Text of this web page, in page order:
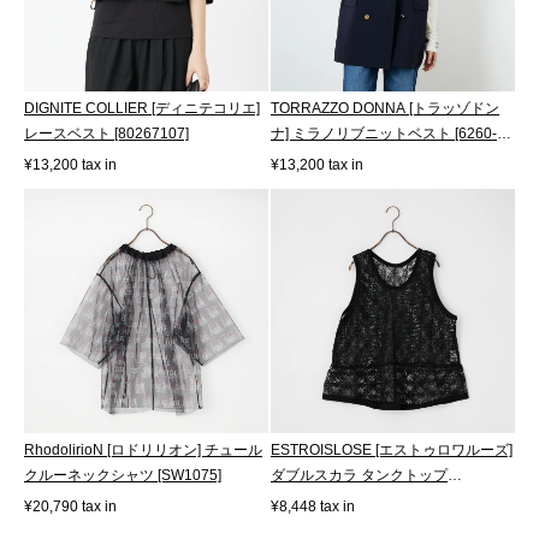
DIGNITE COLLIER [ディニテコリエ]
レースベスト [80267107]
¥13,200 tax in
TORRAZZO DONNA [トラッゾドン
ナ] ミラノリブニットベスト [6260-
410]
¥13,200 tax in
RhodolirioN [ロドリリオン] チュール
クルーネックシャツ [SW1075]
¥20,790 tax in
ESTROISLOSE [エストゥロワルーズ]
ダブルスカラ タンクトップ
[EC26108]
¥8,448 tax in